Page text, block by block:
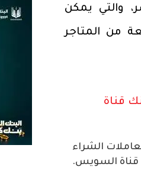
والتي يمكن
من المتاجر
قناة
الشراء
قناة السويس.